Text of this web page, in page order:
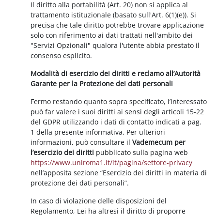
Il diritto alla portabilità (Art. 20) non si applica al
trattamento istituzionale (basato sull'Art. 6(1)(e)). Si
precisa che tale diritto potrebbe trovare applicazione
solo con riferimento ai dati trattati nell'ambito dei
"Servizi Opzionali" qualora l'utente abbia prestato il
consenso esplicito.
Modalità di esercizio dei diritti e reclamo all’Autorità
Garante per la Protezione dei dati personali
Fermo restando quanto sopra specificato, l’interessato
può far valere i suoi diritti ai sensi degli articoli 15-22
del GDPR utilizzando i dati di contatto indicati a pag.
1 della presente informativa. Per ulteriori
informazioni, può consultare ilVademecum per
l’esercizio dei diritti pubblicato sulla pagina web
https://www.uniroma1.it/it/pagina/settore-privacy
nell’apposita sezione “Esercizio dei diritti in materia di
protezione dei dati personali”.
In caso di violazione delle disposizioni del
Regolamento, Lei ha altresì il diritto di proporre